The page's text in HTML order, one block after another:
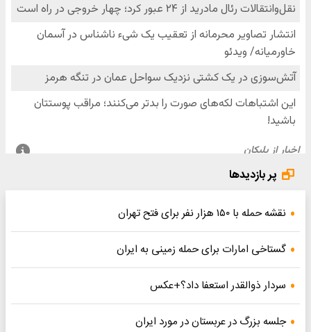
پر بازدیدها
نقشه حمله با ۱۵۰ هزار نفر برای فتح تهران
گستاخی امارات برای حمله زمینی به ایران
سردار ذوالقدر استعفا داد؟+عکس
جلسه بزرگ در عربستان در مورد ایران